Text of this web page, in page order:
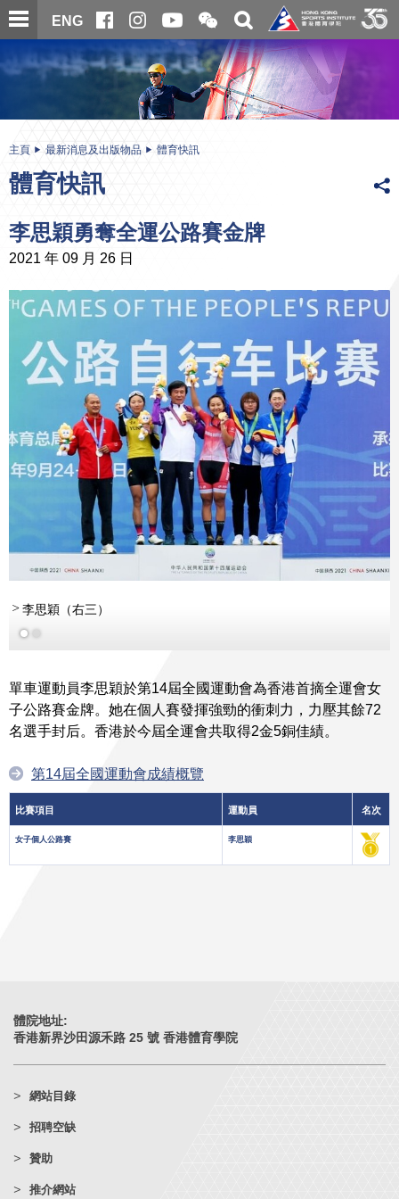
跳
至
內
ENG
開
合
微
信
二
維
碼
關
搜
尋
内
主頁 最新消息及出版物品 體育快訊
體育快訊
李思穎勇奪全運公路賽金牌
2021 年 09 月 26 日
李思穎（右三）
單車運動員李思穎於第14屆全國運動會為香港首摘全運會女
子公路賽金牌。她在個人賽發揮強勁的衝刺力，力壓其餘72
名選手封后。香港於今屆全運會共取得2金5銅佳績。
第14屆全國運動會成績概覽
比賽項目 運動員 名次
女子個人公路賽 李思穎
體院地址:
香港新界沙田源禾路 25 號 香港體育學院
網站目錄
招聘空缺
贊助
推介網站